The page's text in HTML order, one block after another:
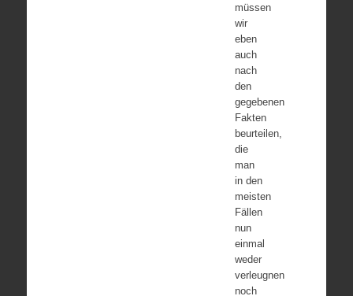
müssen
wir
eben
auch
nach
den
gegebenen
Fakten
beurteilen,
die
man
in den
meisten
Fällen
nun
einmal
weder
verleugnen
noch